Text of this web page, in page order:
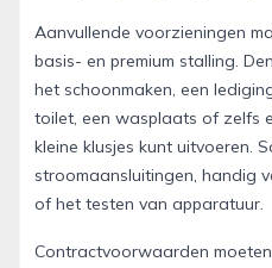
Aanvullende voorzieningen
basis- en premium stalling.
het schoonmaken, een
toilet, een wasplaats of zelfs
kleine klusjes kunt uitvoeren.
stroomaansluitingen, handig
of het testen van apparatuur.
Contractvoorwaarden